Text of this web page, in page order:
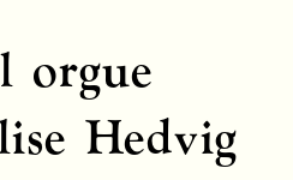
orgue
Hedvig